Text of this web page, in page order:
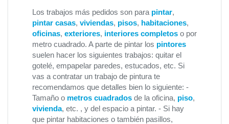
Los trabajos más pedidos son para pintar,
pintar casas, viviendas, pisos, habitaciones,
oficinas, exteriores, interiores completos o por
metro cuadrado. A parte de pintar los pintores
suelen hacer los siguientes trabajos: quitar el
gotelé, empapelar paredes, estucados, etc. Si
vas a contratar un trabajo de pintura te
recomendamos que detalles bien lo siguiente: -
Tamaño o metros cuadrados de la oficina, piso,
vivienda, etc. , y del espacio a pintar. - Si hay
que pintar habitaciones o también pasillos,